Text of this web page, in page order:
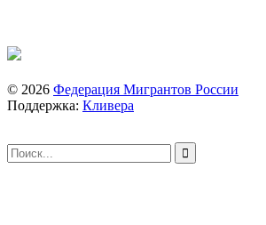
© 2026 Федерация Мигрантов России
Поддержка: Кливера